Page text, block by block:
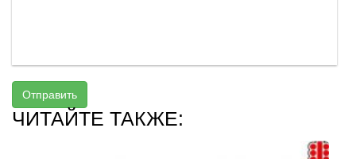
Отправить
ЧИТАЙТЕ ТАКЖЕ: